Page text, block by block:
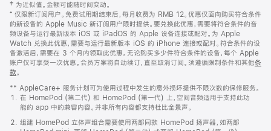
页
页
脚
注
‡ 为近似值。金额可能随时间变动。
⁺ 仅限新订阅用户。免费试用期结束后，每月收费为 RMB 12。优惠仅面向购买符合条件
的新设备的 Apple Music 新订阅用户限时提供。要兑换此优惠，需要将符合条件的音
频设备与运行最新版本 iOS 或 iPadOS 的 Apple 设备连接或配对。为 Apple
Watch 兑换此优惠，需要与运行最新版本 iOS 的 iPhone 连接或配对。符合条件的设
备激活后，需要在 3 个月内领取此优惠。无论购买多少件符合条件的设备，每个 Apple
账户仅可享受一次优惠。会员方案将自动续订，直至取消订阅。须遵循限制条件和其他条
款。
窗
口
中
打
** AppleCare+ 服务计划可为使用过程中发生的意外损坏提供不限次数的保修服务。
在 HomePod (第二代) 和 HomePod (第一代) 上，空间音频适用于支持此功
能的 app 中的兼容内容。并非所有内容都支持杜比全景声。
组建 HomePod 立体声组合需要使用两部同款 HomePod 扬声器，如两部